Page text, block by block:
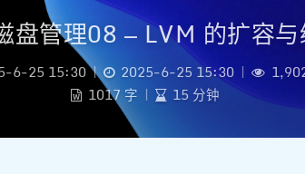
盘管理08 — LVM 的扩容
6-25 15:30 | 2025-6-25 15:30 |
1017 字 | 15 分钟